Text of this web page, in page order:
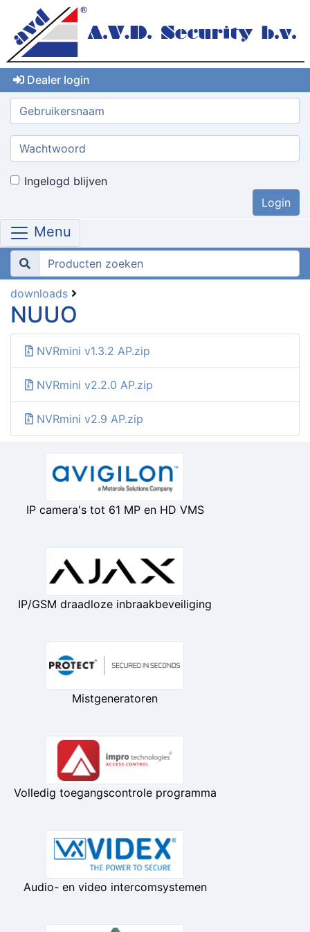
Dealer login
Gebruikersnaam:
Wachtwoord:
Ingelogd blijven
Menu
downloads
NUUO
NVRmini v1.3.2 AP.zip
NVRmini v2.2.0 AP.zip
NVRmini v2.9 AP.zip
IP camera's tot 61 MP en HD VMS
IP/GSM draadloze inbraakbeveiliging
Mistgeneratoren
Volledig toegangscontrole programma
Audio- en video intercomsystemen